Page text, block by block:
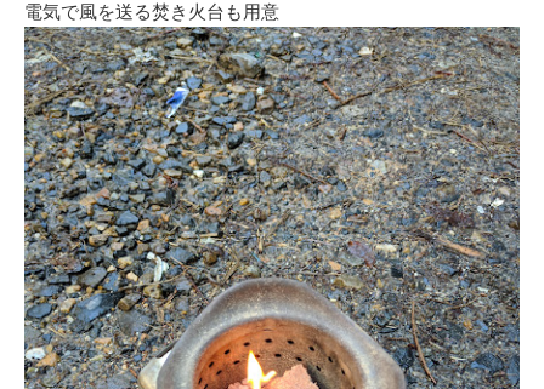
電気で風を送る焚き火台も用意